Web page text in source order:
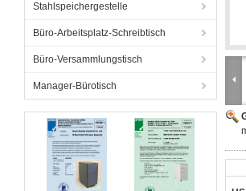
Stahlspeichergestelle
Büro-Arbeitsplatz-Schreibtisch
Büro-Versammlungstisch
Manager-Bürotisch